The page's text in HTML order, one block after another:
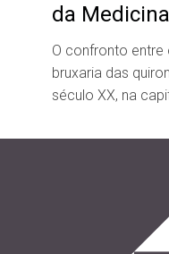
da
O confronto entre
bruxaria das
século XX, na